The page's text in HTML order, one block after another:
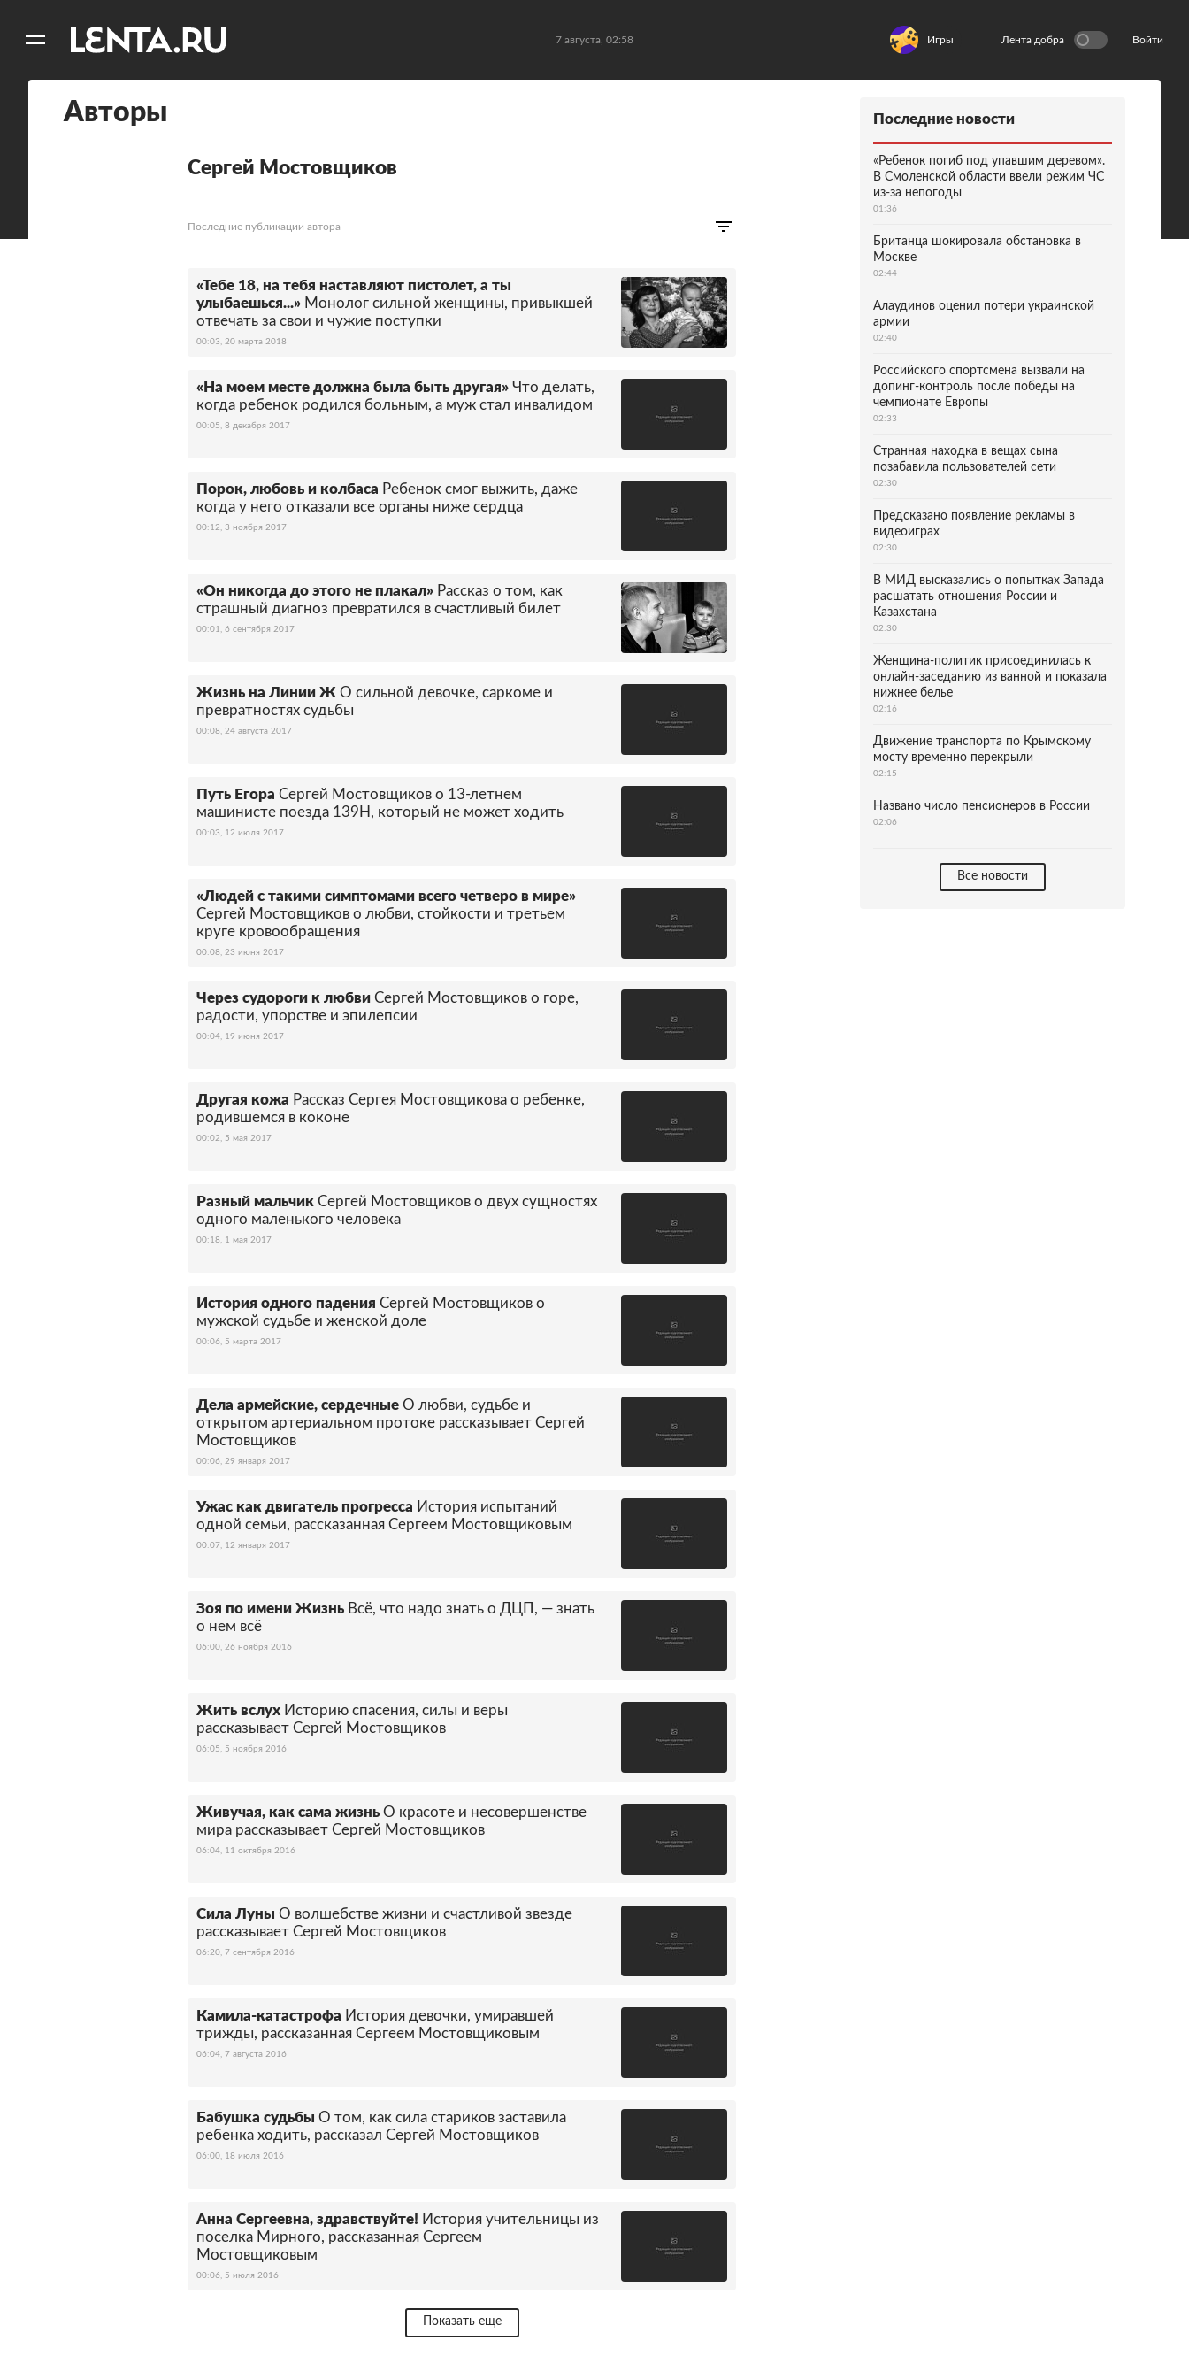
7 августа, 02:58 Игры Лента добра Войти
Авторы
Сергей Мостовщиков
Последние публикации автора
«Тебе 18, на тебя наставляют пистолет, а ты
улыбаешься...» Монолог сильной женщины, привыкшей
отвечать за свои и чужие поступки
00:03, 20 марта 2018
«На моем месте должна была быть другая» Что делать,
когда ребенок родился больным, а муж стал инвалидом
00:05, 8 декабря 2017
Порок, любовь и колбаса Ребенок смог выжить, даже
когда у него отказали все органы ниже сердца
00:12, 3 ноября 2017
«Он никогда до этого не плакал» Рассказ о том, как
страшный диагноз превратился в счастливый билет
00:01, 6 сентября 2017
Жизнь на Линии Ж О сильной девочке, саркоме и
превратностях судьбы
00:08, 24 августа 2017
Путь Егора Сергей Мостовщиков о 13-летнем
машинисте поезда 139Н, который не может ходить
00:03, 12 июля 2017
«Людей с такими симптомами всего четверо в мире»
Сергей Мостовщиков о любви, стойкости и третьем
круге кровообращения
00:08, 23 июня 2017
Через судороги к любви Сергей Мостовщиков о горе,
радости, упорстве и эпилепсии
00:04, 19 июня 2017
Другая кожа Рассказ Сергея Мостовщикова о ребенке,
родившемся в коконе
00:02, 5 мая 2017
Разный мальчик Сергей Мостовщиков о двух сущностях
одного маленького человека
00:18, 1 мая 2017
История одного падения Сергей Мостовщиков о
мужской судьбе и женской доле
00:06, 5 марта 2017
Дела армейские, сердечные О любви, судьбе и
открытом артериальном протоке рассказывает Сергей
Мостовщиков
00:06, 29 января 2017
Ужас как двигатель прогресса История испытаний
одной семьи, рассказанная Сергеем Мостовщиковым
00:07, 12 января 2017
Зоя по имени Жизнь Всё, что надо знать о ДЦП, — знать
о нем всё
06:00, 26 ноября 2016
Жить вслух Историю спасения, силы и веры
рассказывает Сергей Мостовщиков
06:05, 5 ноября 2016
Живучая, как сама жизнь О красоте и несовершенстве
мира рассказывает Сергей Мостовщиков
06:04, 11 октября 2016
Сила Луны О волшебстве жизни и счастливой звезде
рассказывает Сергей Мостовщиков
06:20, 7 сентября 2016
Камила-катастрофа История девочки, умиравшей
трижды, рассказанная Сергеем Мостовщиковым
06:04, 7 августа 2016
Бабушка судьбы О том, как сила стариков заставила
ребенка ходить, рассказал Сергей Мостовщиков
06:00, 18 июля 2016
Анна Сергеевна, здравствуйте! История учительницы из
поселка Мирного, рассказанная Сергеем
Мостовщиковым
00:06, 5 июля 2016
Показать еще
Последние новости
«Ребенок погиб под упавшим деревом».
В Смоленской области ввели режим ЧС
из-за непогоды
01:36
Британца шокировала обстановка в
Москве
02:44
Алаудинов оценил потери украинской
армии
02:40
Российского спортсмена вызвали на
допинг-контроль после победы на
чемпионате Европы
02:33
Странная находка в вещах сына
позабавила пользователей сети
02:30
Предсказано появление рекламы в
видеоиграх
02:30
В МИД высказались о попытках Запада
расшатать отношения России и
Казахстана
02:30
Женщина-политик присоединилась к
онлайн-заседанию из ванной и показала
нижнее белье
02:16
Движение транспорта по Крымскому
мосту временно перекрыли
02:15
Названо число пенсионеров в России
02:06
Все новости